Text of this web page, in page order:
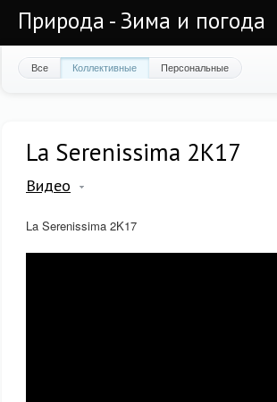
Природа - Зима и погода
Все Коллективные Персональные
La Serenissima 2K17
Видео
La Serenissima 2K17